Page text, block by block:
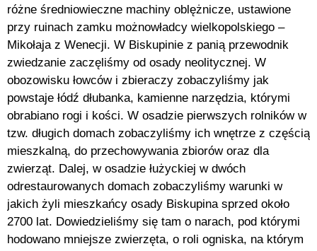
różne średniowieczne machiny oblężnicze, ustawione
przy ruinach zamku możnowładcy wielkopolskiego –
Mikołaja z Wenecji. W Biskupinie z panią przewodnik
zwiedzanie zaczęliśmy od osady neolitycznej. W
obozowisku łowców i zbieraczy zobaczyliśmy jak
powstaje łódź dłubanka, kamienne narzędzia, którymi
obrabiano rogi i kości. W osadzie pierwszych rolników w
tzw. długich domach zobaczyliśmy ich wnętrze z częścią
mieszkalną, do przechowywania zbiorów oraz dla
zwierząt. Dalej, w osadzie łużyckiej w dwóch
odrestaurowanych domach zobaczyliśmy warunki w
jakich żyli mieszkańcy osady Biskupina sprzed około
2700 lat. Dowiedzieliśmy się tam o narach, pod którymi
hodowano mniejsze zwierzęta, o roli ogniska, na którym